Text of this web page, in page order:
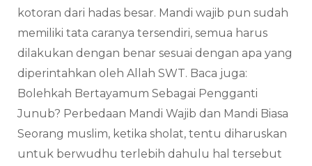
kotoran dari hadas besar. Mandi wajib pun sudah
memiliki tata caranya tersendiri, semua harus
dilakukan dengan benar sesuai dengan apa yang
diperintahkan oleh Allah SWT. Baca juga:
Bolehkah Bertayamum Sebagai Pengganti
Junub? Perbedaan Mandi Wajib dan Mandi Biasa
Seorang muslim, ketika sholat, tentu diharuskan
untuk berwudhu terlebih dahulu hal tersebut